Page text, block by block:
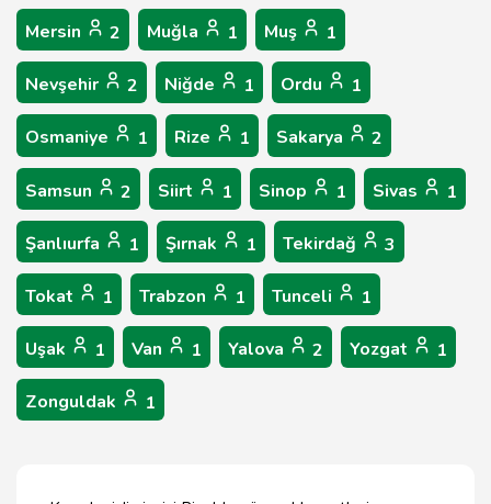
Mersin 2 Muğla 1 Muş 1
Nevşehir 2 Niğde 1 Ordu 1
Osmaniye 1 Rize 1 Sakarya 2
Samsun 2 Siirt 1 Sinop 1 Sivas 1
Şanlıurfa 1 Şırnak 1 Tekirdağ 3
Tokat 1 Trabzon 1 Tunceli 1
Uşak 1 Van 1 Yalova 2 Yozgat 1
Zonguldak 1